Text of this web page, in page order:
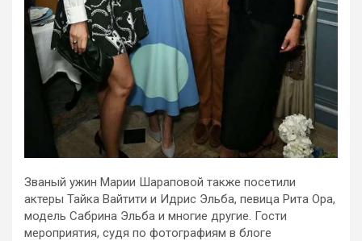
Званый ужин Марии Шараповой также посетили
актеры Тайка Вайтити и Идрис Эльба, певица Рита Ора,
модель Сабрина Эльба и многие другие. Гости
мероприятия, судя по фотографиям в блоге